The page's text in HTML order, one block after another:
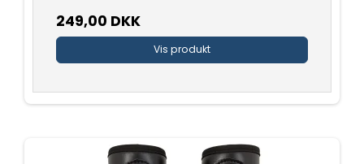
249,00 DKK
Vis produkt